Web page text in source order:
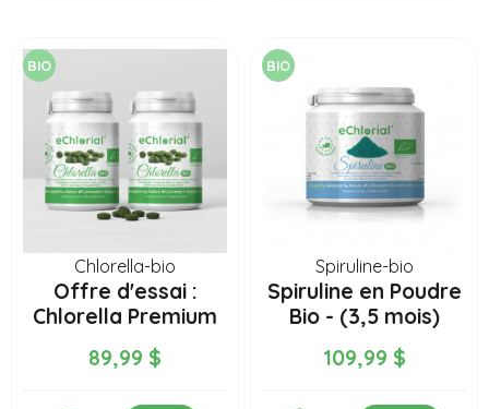
BIO
Chlorella-bio
Offre d'essai :
Chlorella Premium
(2 mois) 400...
89,99 $
BIO
Spiruline-bio
Spiruline en Poudre
Bio - (3,5 mois)
109,99 $